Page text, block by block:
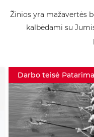
Žinios yra mažavertės
kalbėdami su
Darbo teisė